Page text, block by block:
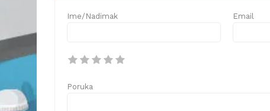
Ime/Nadimak Email
Poruka